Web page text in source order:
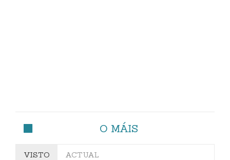
O MÁIS
VISTO ACTUAL